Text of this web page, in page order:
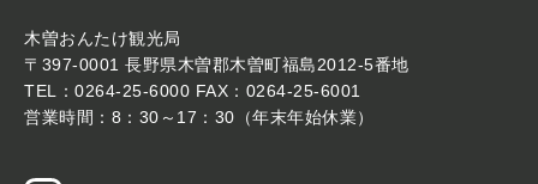
木曽おんたけ観光局
〒397-0001 長野県木曽郡木曽町福島2012-5番地
TEL：0264-25-6000 FAX：0264-25-6001
営業時間：8：30～17：30（年末年始休業）